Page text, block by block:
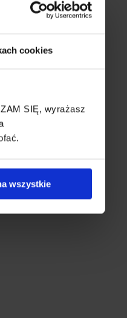
cookies
SIĘ, wyrażasz
wszystkie